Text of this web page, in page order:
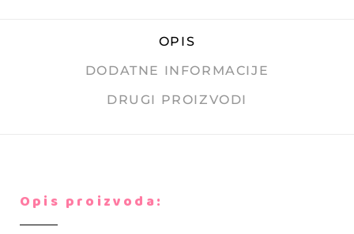
OPIS
DODATNE INFORMACIJE
DRUGI PROIZVODI
Opis proizvoda: